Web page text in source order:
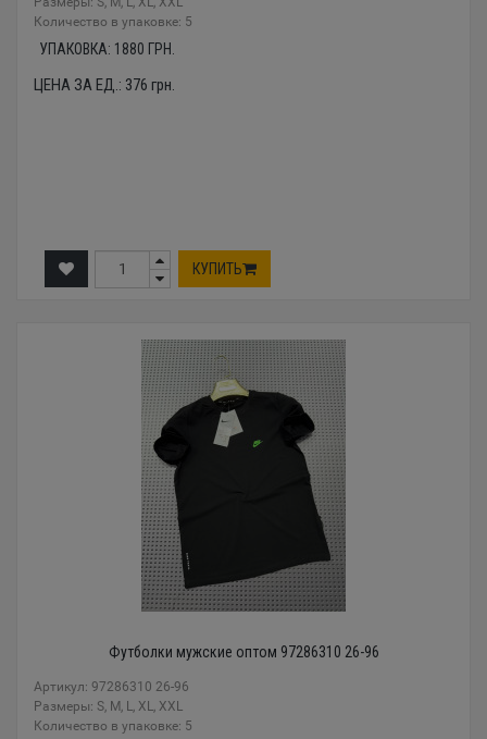
Количество в упаковке: 5
УПАКОВКА: 1880 ГРН.
ЦЕНА ЗА ЕД.: 376 грн.
КУПИТЬ
Футболки мужские оптом 97286310 26-96
Артикул: 97286310 26-96
Размеры: S, M, L, XL, XXL
Количество в упаковке: 5